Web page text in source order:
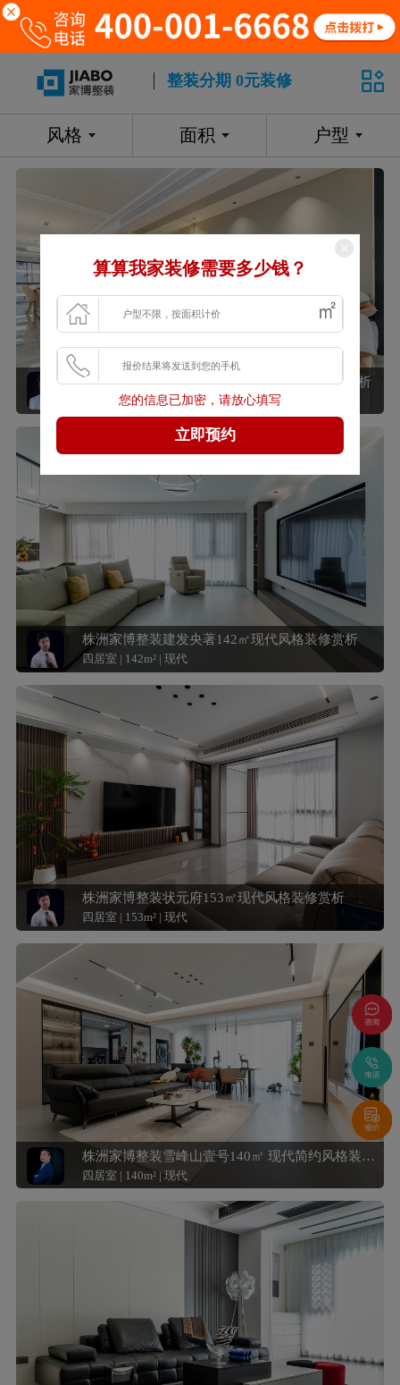
整装分期 0元装修
风格 面积 户型
株洲家博整装美墅湾166㎡现代轻奢风格装修赏析
四居室 | 166m² | 现代
株洲家博整装建发央著142㎡现代风格装修赏析
四居室 | 142m² | 现代
株洲家博整装状元府153㎡现代风格装修赏析
四居室 | 153m² | 现代
株洲家博整装雪峰山壹号140㎡ 现代简约风格装修赏析
四居室 | 140m² | 现代
算算我家装修需要多少钱？
您的信息已加密，请放心填写